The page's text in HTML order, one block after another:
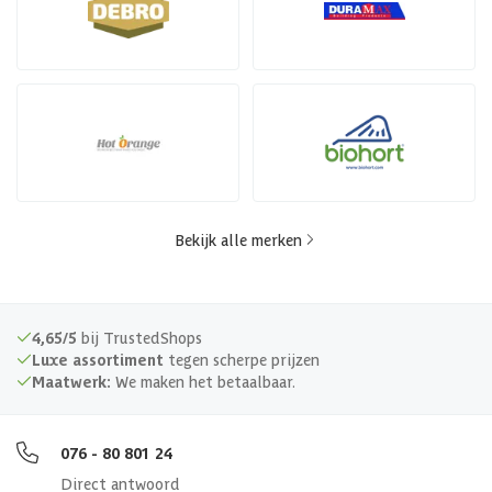
Bekijk alle merken
4,65/5 bij TrustedShops
Luxe assortiment tegen scherpe prijzen
Maatwerk: We maken het betaalbaar.
076 - 80 801 24
Direct antwoord